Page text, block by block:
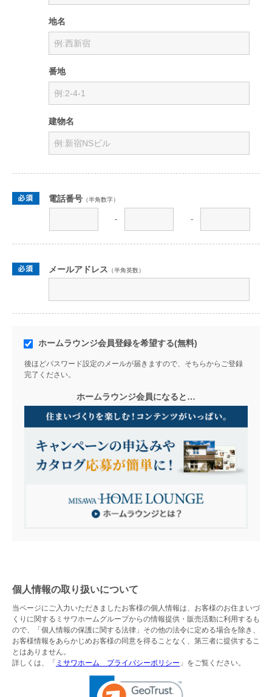
地名
番地
建物名
電話番号 （半角数字）
- -
メールアドレス （半角英数）
ホームラウンジ会員登録を希望する(無料)
後ほどパスワード設定のメールが届きますので、そちらからご登録
完了ください。
ホームラウンジ会員になると…
個人情報の取り扱いについて
当ページにご入力いただきましたお客様の個人情報は、お客様のお住まいづ
くりに関するミサワホームグループからの情報提供・販売活動に利用するも
ので、「個人情報の保護に関する法律」その他の法令に定める場合を除き、
お客様情報をあらかじめお客様の同意を得ることなく、第三者に提供するこ
とはありません。
詳しくは、「 ミサワホーム プライバシーポリシー 」をご覧ください。